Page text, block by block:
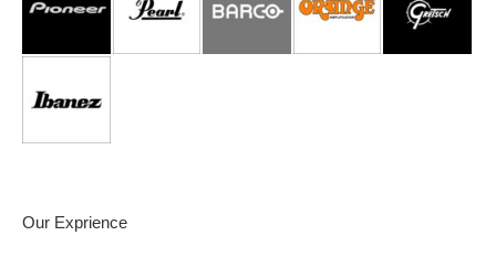
Our Exprience